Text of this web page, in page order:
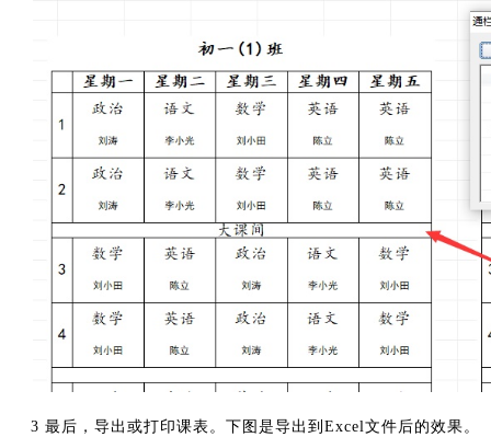
3 最后，导出或打印课表。下图是导出到Excel文件后的效果。